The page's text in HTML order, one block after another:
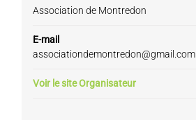
Association de Montredon
E-mail
associationdemontredon@gmail.com
Voir le site Organisateur